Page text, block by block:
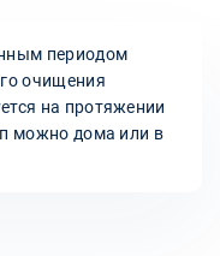
периодом
очищения
на протяжении
можно дома или в